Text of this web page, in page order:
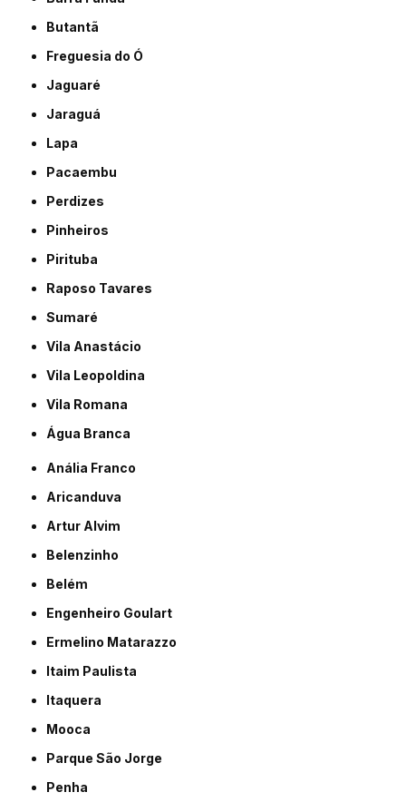
Butantã
Freguesia do Ó
Jaguaré
Jaraguá
Lapa
Pacaembu
Perdizes
Pinheiros
Pirituba
Raposo Tavares
Sumaré
Vila Anastácio
Vila Leopoldina
Vila Romana
Água Branca
Anália Franco
Aricanduva
Artur Alvim
Belenzinho
Belém
Engenheiro Goulart
Ermelino Matarazzo
Itaim Paulista
Itaquera
Mooca
Parque São Jorge
Penha